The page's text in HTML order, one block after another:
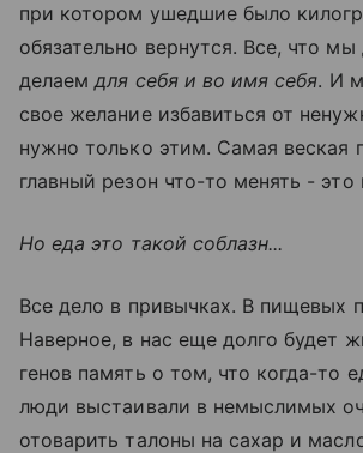
при котором ушедшие было
обязательно вернутся. Все, что
делаемдля себя и во имя себя. И
свое желание избавиться от
нужно только этим. Самая веская
главный резон что-то менять -
Но еда это такой соблазн...
Все дело в привычках. В пищевых
Наверное, в нас еще долго будет
генов память о том, что когда-то
люди выстаивали в немыслимых
отоварить талоны на сахар и